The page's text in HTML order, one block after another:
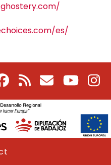
es/
Facebook
RSS CourrielYoutube